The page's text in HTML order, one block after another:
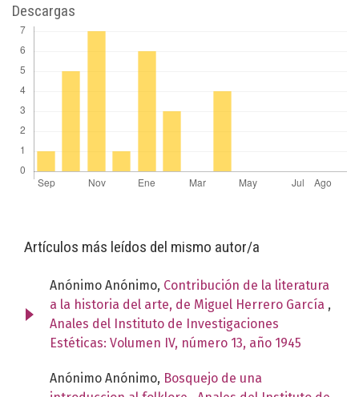
Descargas
Artículos más leídos del mismo autor/a
Anónimo Anónimo, Contribución de la literatura
a la historia del arte, de Miguel Herrero García ,
Anales del Instituto de Investigaciones
Estéticas: Volumen IV, número 13, año 1945
Anónimo Anónimo, Bosquejo de una